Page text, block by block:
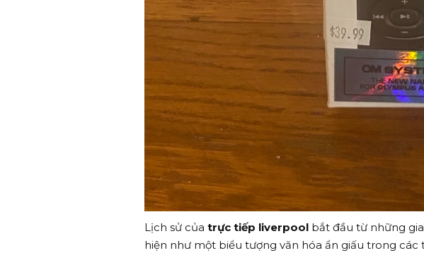
Lịch sử của trực tiếp liverpool bắt đầu từ những
hiện như một biểu tượng văn hóa ẩn giấu trong